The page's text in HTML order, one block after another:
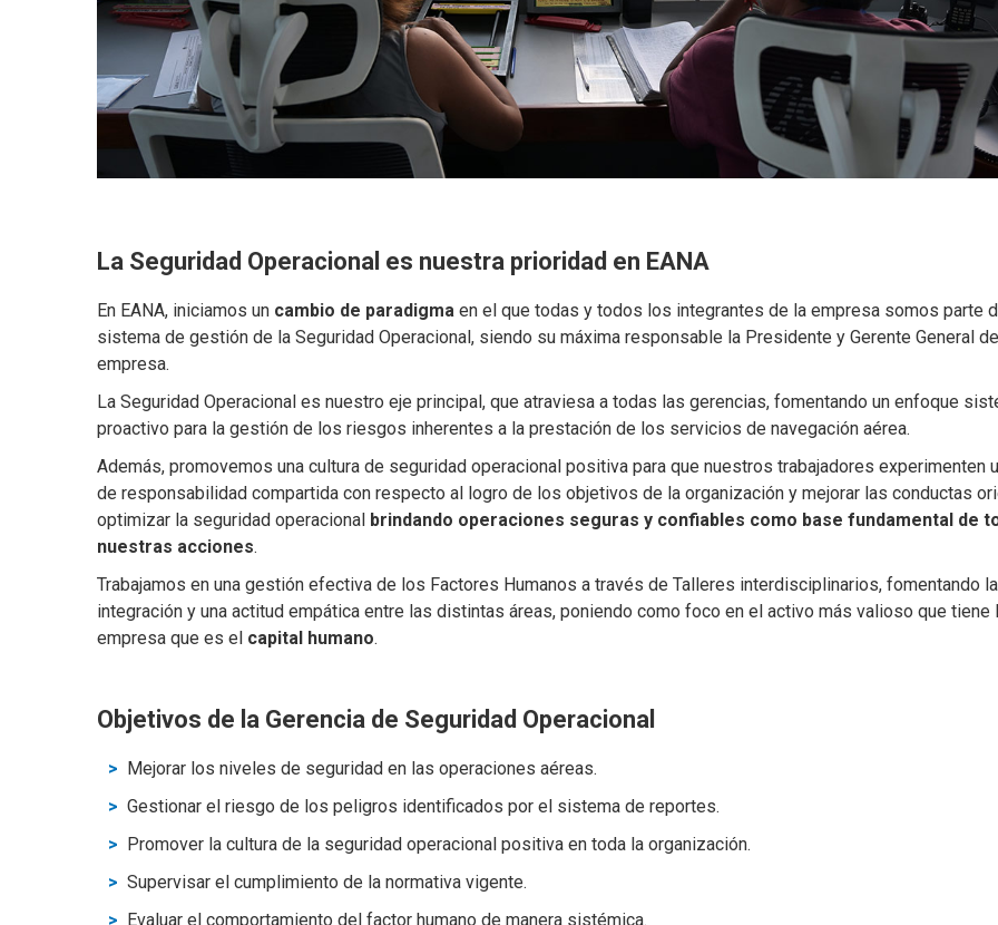
La Seguridad Operacional es nuestra prioridad en EANA
En EANA, iniciamos un cambio de paradigma en el que todas y todos los integrantes de la empresa somos parte
sistema de gestión de la Seguridad Operacional, siendo su máxima responsable la Presidente y Gerente General
empresa.
La Seguridad Operacional es nuestro eje principal, que atraviesa a todas las gerencias, fomentando un enfoque
proactivo para la gestión de los riesgos inherentes a la prestación de los servicios de navegación aérea.
Además, promovemos una cultura de seguridad operacional positiva para que nuestros trabajadores experimenten
de responsabilidad compartida con respecto al logro de los objetivos de la organización y mejorar las conductas
optimizar la seguridad operacional brindando operaciones seguras y confiables como base fundamental de
nuestras acciones.
Trabajamos en una gestión efectiva de los Factores Humanos a través de Talleres interdisciplinarios, fomentando la
integración y una actitud empática entre las distintas áreas, poniendo como foco en el activo más valioso que tiene
empresa que es el capital humano.
Objetivos de la Gerencia de Seguridad Operacional
Mejorar los niveles de seguridad en las operaciones aéreas.
Gestionar el riesgo de los peligros identificados por el sistema de reportes.
Promover la cultura de la seguridad operacional positiva en toda la organización.
Supervisar el cumplimiento de la normativa vigente.
Evaluar el comportamiento del factor humano de manera sistémica.